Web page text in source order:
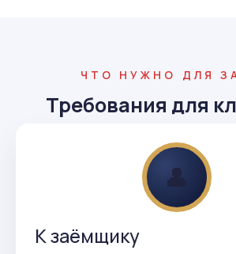
ЧТО НУЖНО ДЛЯ
Требования для
👤
К заёмщику